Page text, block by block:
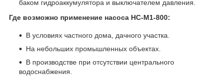
баком гидроаккумулятора и выключателем давления.
Где возможно применение насоса НС-М1-800:
В условиях частного дома, дачного участка.
На небольших промышленных объектах.
В производстве при отсутствии центрального
водоснабжения.